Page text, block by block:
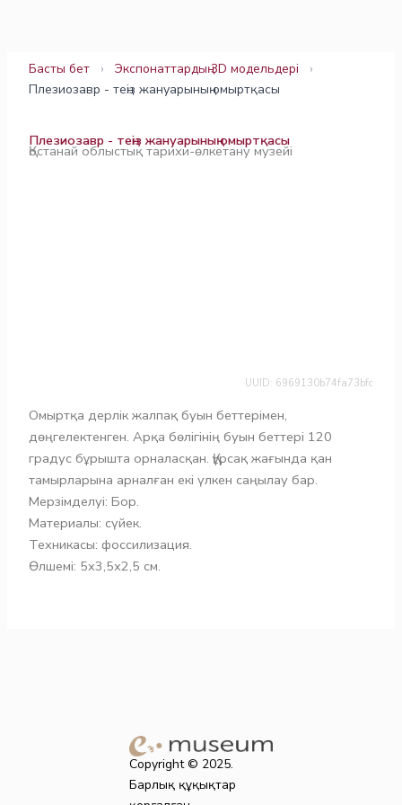
Басты бет › Экспонаттардың 3D модельдері
›
Плезиозавр - теңіз жануарының омыртқасы
Плезиозавр - теңіз жануарының омыртқасы
Қостанай облыстық тарихи-өлкетану музейі
UUID: 6969130b74fa73bfc
Омыртқа дерлік жалпақ буын беттерімен,
дөңгелектенген. Арқа бөлігінің буын беттері 120
градус бұрышта орналасқан. Құрсақ жағында қан
тамырларына арналған екі үлкен саңылау бар.
Мерзімделуі: Бор.
Материалы: сүйек.
Техникасы: фоссилизация.
Өлшемі: 5х3,5х2,5 см.
Copyright © 2025.
Барлық құқықтар